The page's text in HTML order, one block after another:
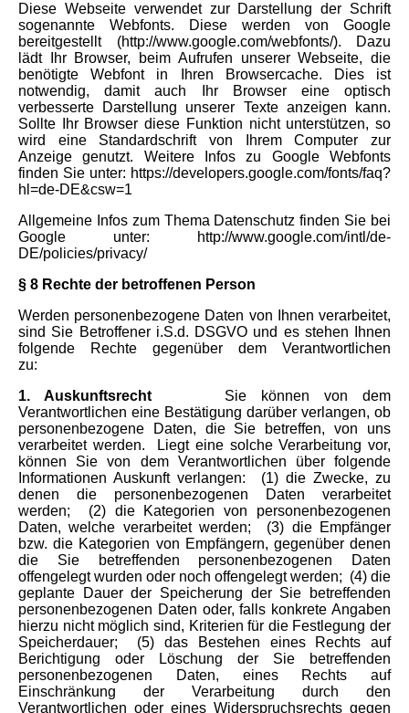
Diese Webseite verwendet zur Darstellung der Schrift
sogenannte Webfonts. Diese werden von Google
bereitgestellt (http://www.google.com/webfonts/). Dazu
lädt Ihr Browser, beim Aufrufen unserer Webseite, die
benötigte Webfont in Ihren Browsercache. Dies ist
notwendig, damit auch Ihr Browser eine optisch
verbesserte Darstellung unserer Texte anzeigen kann.
Sollte Ihr Browser diese Funktion nicht unterstützen, so
wird eine Standardschrift von Ihrem Computer zur
Anzeige genutzt. Weitere Infos zu Google Webfonts
finden Sie unter: https://developers.google.com/fonts/faq?
hl=de-DE&csw=1
Allgemeine Infos zum Thema Datenschutz finden Sie bei
Google unter: http://www.google.com/intl/de-
DE/policies/privacy/
§ 8 Rechte der betroffenen Person
Werden personenbezogene Daten von Ihnen verarbeitet,
sind Sie Betroffener i.S.d. DSGVO und es stehen Ihnen
folgende Rechte gegenüber dem Verantwortlichen
zu:
1. Auskunftsrecht
Sie können von dem
Verantwortlichen eine Bestätigung darüber verlangen, ob
personenbezogene Daten, die Sie betreffen, von uns
verarbeitet werden.
Liegt eine solche Verarbeitung vor,
können Sie von dem Verantwortlichen über folgende
Informationen Auskunft verlangen:
(1) die Zwecke, zu
denen die personenbezogenen Daten verarbeitet
werden;
(2) die Kategorien von personenbezogenen
Daten, welche verarbeitet werden;
(3) die Empfänger
bzw. die Kategorien von Empfängern, gegenüber denen
die Sie betreffenden personenbezogenen Daten
offengelegt wurden oder noch offengelegt werden; (4) die
geplante Dauer der Speicherung der Sie betreffenden
personenbezogenen Daten oder, falls konkrete Angaben
hierzu nicht möglich sind, Kriterien für die Festlegung der
Speicherdauer;
(5) das Bestehen eines Rechts auf
Berichtigung oder Löschung der Sie betreffenden
personenbezogenen Daten, eines Rechts auf
Einschränkung der Verarbeitung durch den
Verantwortlichen oder eines Widerspruchsrechts gegen